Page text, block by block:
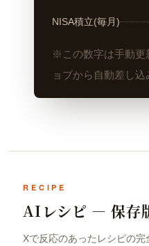
NISA積立(毎月)
※この数字は手動更
ョブから自動差し込
AIレシピ — 保存
Xで反応のあったレシピの